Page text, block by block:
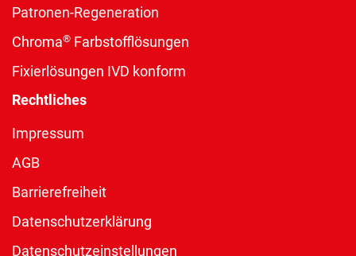
Patronen-Regeneration
Chroma® Farbstofflösungen
Fixierlösungen IVD konform
Rechtliches
Impressum
AGB
Barrierefreiheit
Datenschutzerklärung
Datenschutzeinstellungen